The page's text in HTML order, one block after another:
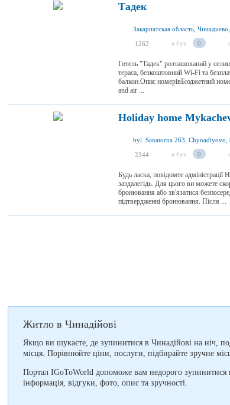
Тадек
1262 я був 0
Готель "Тадек" розташований у
тераса, безкоштовний Wi-Fi та
балкон.Опис номерівБюджетний
and air ...
Holiday home
byl. Sanatorna 263, Chynadiyovo,
2344 я був 0
Будь ласка, повідомте
заздалегідь. Для цього ви можете
бронювання або зв'язатися
підтвердженні бронювання. Після ...
Житло в Чинадійові
Якщо ви шукаєте, де зупинитися в Чинадійові на ніч,
місця. Порівнюйте ціни, послуги, підбирайте зручне
Портал IGoToWorld допоможе вам недорого зупинитися
інформація, відгуки, фото, опис та зручності.